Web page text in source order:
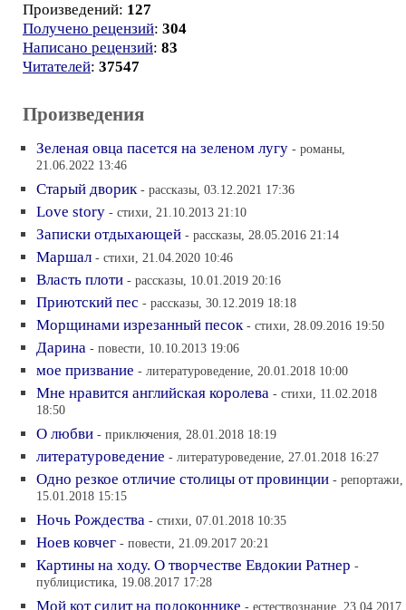
Произведений: 127
Получено рецензий: 304
Написано рецензий: 83
Читателей: 37547
Произведения
Зеленая овца пасется на зеленом лугу - романы,
21.06.2022 13:46
Старый дворик - рассказы, 03.12.2021 17:36
Love story - стихи, 21.10.2013 21:10
Записки отдыхающей - рассказы, 28.05.2016 21:14
Маршал - стихи, 21.04.2020 10:46
Власть плоти - рассказы, 10.01.2019 20:16
Приютский пес - рассказы, 30.12.2019 18:18
Морщинами изрезанный песок - стихи, 28.09.2016 19:50
Дарина - повести, 10.10.2013 19:06
мое призвание - литературоведение, 20.01.2018 10:00
Мне нравится английская королева - стихи, 11.02.2018
18:50
О любви - приключения, 28.01.2018 18:19
литературоведение - литературоведение, 27.01.2018 16:27
Одно резкое отличие столицы от провинции - репортажи,
15.01.2018 15:15
Ночь Рождества - стихи, 07.01.2018 10:35
Ноев ковчег - повести, 21.09.2017 20:21
Картины на ходу. О творчестве Евдокии Ратнер -
публицистика, 19.08.2017 17:28
Мой кот сидит на подоконнике - естествознание, 23.04.2017